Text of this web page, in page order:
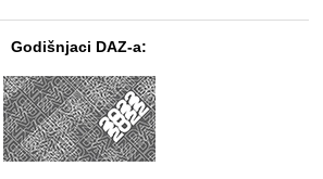
Godišnjaci DAZ-a: